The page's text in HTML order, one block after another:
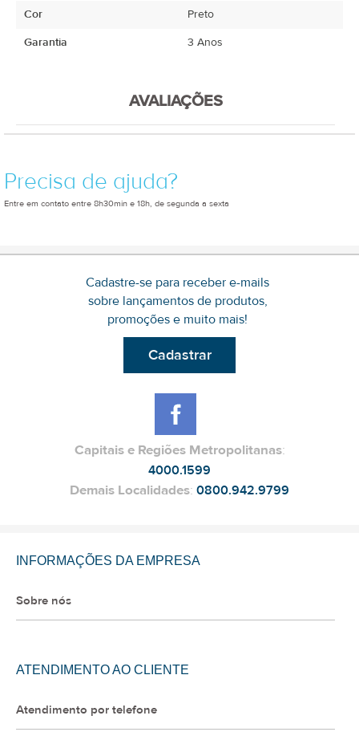
Cor
Preto
Garantia
3 Anos
AVALIAÇÕES
Precisa de ajuda?
Entre em contato entre 8h30min e 18h, de segunda a sexta
Cadastre-se para receber e-mails
sobre lançamentos de produtos,
promoções e muito mais!
Cadastrar
Capitais e Regiões Metropolitanas:
4000.1599
Demais Localidades: 0800.942.9799
INFORMAÇÕES DA EMPRESA
Sobre nós
ATENDIMENTO AO CLIENTE
Atendimento por telefone